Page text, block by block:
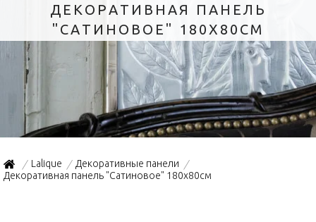
ДЕКОРАТИВНАЯ ПАНЕЛЬ
"САТИНОВОЕ" 180X80СМ
/ Lalique / Декоративные панели /
Декоративная панель "Сатиновое" 180x80см